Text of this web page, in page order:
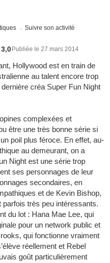
Suivre son activité
3,0Publiée le 27 mars 2014
Hollywood est en train de
au talent encore trop
créa Super Fun Night
complexées et
être une très bonne série si
poil plus féroce. En effet, au-
au demeurant, on a
Night est une série trop
ses personnages de leur
secondaires, en
et de Kevin Bishop,
très peu intéressants.
du lot : Hana Mae Lee, qui
pour un network public et
qui fonctionne vraiment
réellement et Rebel
goût particulièrement